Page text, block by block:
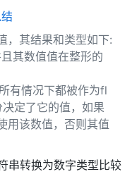
，其结果和类型如下:
其数值值在整形的
有情况下都被作为fl
定了它的值，如果
用该数值，否则其值
串转换为数字类型比较